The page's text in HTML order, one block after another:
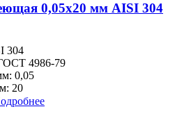
0,05х20 мм AISI 304
304
4986-79
0,05
20